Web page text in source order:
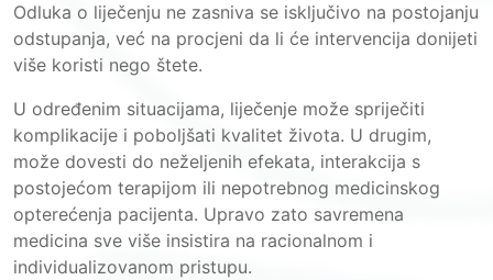
Odluka o liječenju ne zasniva se isključivo na postojanju
odstupanja, već na procjeni da li će intervencija donijeti
više koristi nego štete.
U određenim situacijama, liječenje može spriječiti
komplikacije i poboljšati kvalitet života. U drugim,
može dovesti do neželjenih efekata, interakcija s
postojećom terapijom ili nepotrebnog medicinskog
opterećenja pacijenta. Upravo zato savremena
medicina sve više insistira na racionalnom i
individualizovanom pristupu.